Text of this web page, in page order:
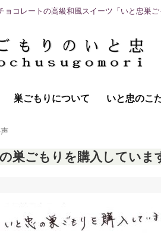
ョコレートの高級和風スイーツ「いと忠巣
巣ごもりについて いと忠のこ
巣ごもりを購入していま